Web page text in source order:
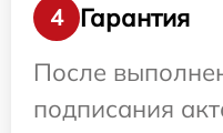
4
Гарантия
После
подписания